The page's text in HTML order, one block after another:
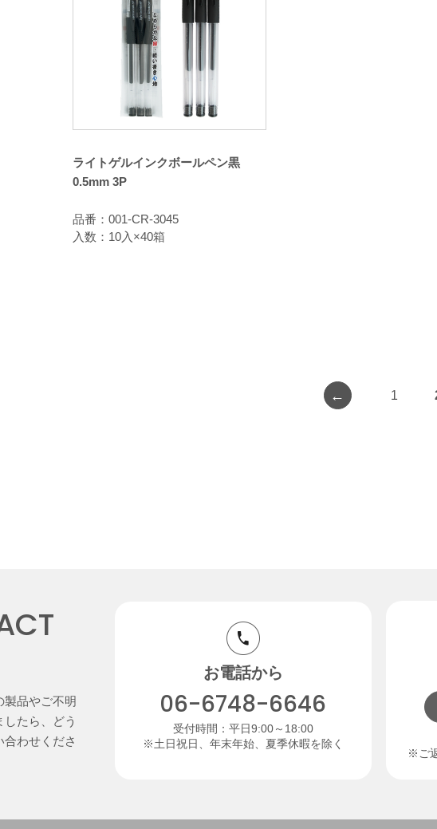
ライトゲルインクボールペン黒
0.5mm 3P
品番：001-CR-3045
入数：10入×40箱
← 1
製品やご不明
たら、どう
合わせくださ
お電話から
06-6748-6646
受付時間：平日9:00～18:00
※土日祝日、年末年始、夏季休暇を除く
※ご